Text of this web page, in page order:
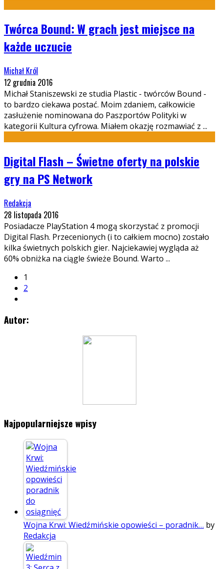
Twórca Bound: W grach jest miejsce na
każde uczucie
Michał Król
12 grudnia 2016
Michał Staniszewski ze studia Plastic - twórców Bound -
to bardzo ciekawa postać. Moim zdaniem, całkowicie
zasłużenie nominowana do Paszportów Polityki w
kategorii Kultura cyfrowa. Miałem okazję rozmawiać z ...
Digital Flash – Świetne oferty na polskie
gry na PS Network
Redakcja
28 listopada 2016
Posiadacze PlayStation 4 mogą skorzystać z promocji
Digital Flash. Przecenionych (i to całkiem mocno) zostało
kilka świetnych polskich gier. Najciekawiej wygląda aż
60% obniżka na ciągle świeże Bound. Warto ...
1
2
Autor:
Najpopularniejsze wpisy
Wojna Krwi: Wiedźmińskie opowieści – poradnik… by
Redakcja